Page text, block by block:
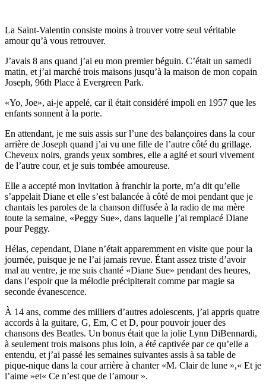
La Saint-Valentin consiste moins à trouver votre seul véritable
amour qu’à vous retrouver.
J’avais 8 ans quand j’ai eu mon premier béguin. C’était un samedi
matin, et j’ai marché trois maisons jusqu’à la maison de mon copain
Joseph, 96th Place à Evergreen Park.
«Yo, Joe», ai-je appelé, car il était considéré impoli en 1957 que les
enfants sonnent à la porte.
En attendant, je me suis assis sur l’une des balançoires dans la cour
arrière de Joseph quand j’ai vu une fille de l’autre côté du grillage.
Cheveux noirs, grands yeux sombres, elle a agité et souri vivement
de l’autre cour, et je suis tombée amoureuse.
Elle a accepté mon invitation à franchir la porte, m’a dit qu’elle
s’appelait Diane et elle s’est balancée à côté de moi pendant que je
chantais les paroles de la chanson diffusée à la radio de ma mère
toute la semaine, «Peggy Sue», dans laquelle j’ai remplacé Diane
pour Peggy.
Hélas, cependant, Diane n’était apparemment en visite que pour la
journée, puisque je ne l’ai jamais revue. Étant assez triste d’avoir
mal au ventre, je me suis chanté «Diane Sue» pendant des heures,
dans l’espoir que la mélodie précipiterait comme par magie sa
seconde évanescence.
À 14 ans, comme des milliers d’autres adolescents, j’ai appris quatre
accords à la guitare, G, Em, C et D, pour pouvoir jouer des
chansons des Beatles. Un bonus était que la jolie Lynn DiBennardi,
à seulement trois maisons plus loin, a été captivée par ce qu’elle a
entendu, et j’ai passé les semaines suivantes assis à sa table de
pique-nique dans la cour arrière à chanter «M. Clair de lune »,« Et je
l’aime »et« Ce n’est que de l’amour ».